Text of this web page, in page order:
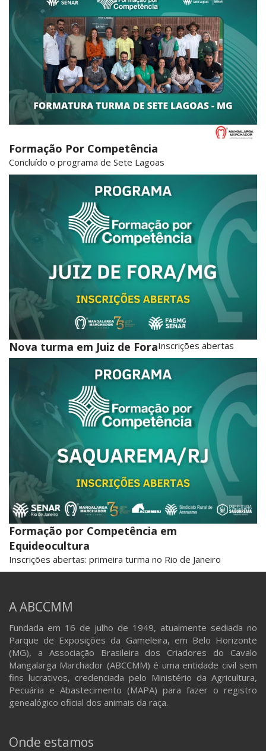
Formação Por Competência
Concluído o programa de Sete Lagoas
Nova turma em Juiz de ForaInscrições abertas
Formação por Competência em
Equideocultura
Inscrições abertas: primeira turma no Rio de Janeiro
A ABCCMM
Fundada em 16 de julho de 1949, atualmente sediada no
Parque de Exposições da Gameleira, em Belo Horizonte
(MG), a Associação Brasileira dos Criadores do Cavalo
Mangalarga Marchador (ABCCMM) é uma entidade civil sem
fins lucrativos, credenciada pelo Ministério da Agricultura,
Pecuária e Abastecimento (MAPA) para fazer o registro
genealógico oficial dos animais da raça.
Onde estamos